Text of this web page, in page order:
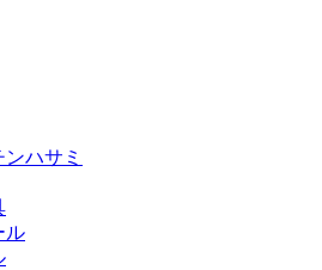
ハサミ
ル